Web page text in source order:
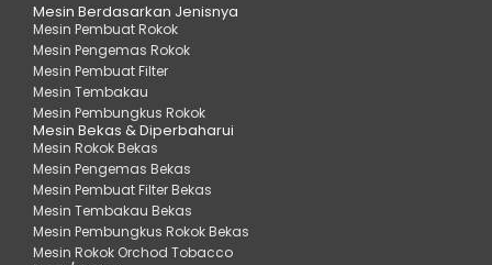
Mesin Berdasarkan Jenisnya
Mesin Pembuat Rokok
Mesin Pengemas Rokok
Mesin Pembuat Filter
Mesin Tembakau
Mesin Pembungkus Rokok
Mesin Bekas & Diperbaharui
Mesin Rokok Bekas
Mesin Pengemas Bekas
Mesin Pembuat Filter Bekas
Mesin Tembakau Bekas
Mesin Pembungkus Rokok Bekas
Mesin Rokok Orchod Tobacco